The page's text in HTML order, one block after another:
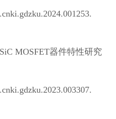
MOSFET器件特性研究